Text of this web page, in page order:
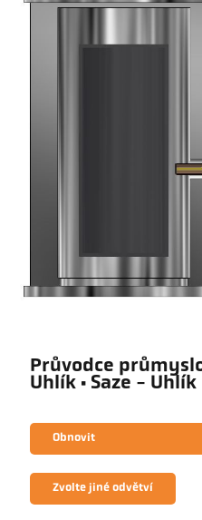
Průvodce
Uhlík · Saze - Uhlík
Obnovit
Zvolte jiné odvětví